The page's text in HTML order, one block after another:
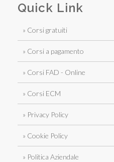
Quick Link
» Corsi gratuiti
» Corsi a pagamento
» Corsi FAD - Online
» Corsi ECM
» Privacy Policy
» Cookie Policy
» Politica Aziendale